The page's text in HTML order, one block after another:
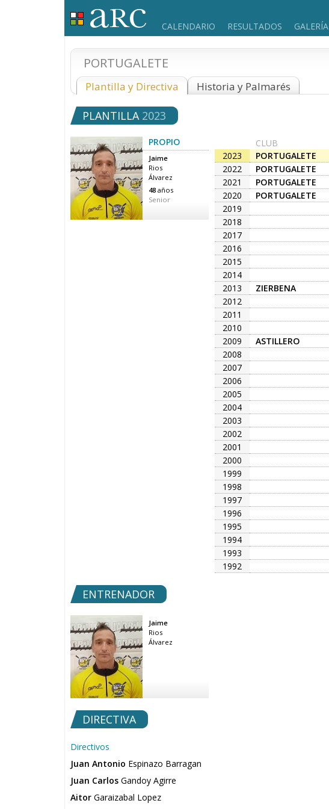
CALENDARIO RESULTADOS GALERÍA
PORTUGALETE
Plantilla y Directiva Historia y Palmarés
PLANTILLA 2023
PROPIO
Jaime
Rios
Álvarez
48 años
Senior
CLUB
2023
PORTUGALETE
2022
PORTUGALETE
2021
PORTUGALETE
2020
PORTUGALETE
2019
2018
2017
2016
2015
2014
2013
ZIERBENA
2012
2011
2010
2009
ASTILLERO
2008
2007
2006
2005
2004
2003
2002
2001
2000
1999
1998
1997
1996
1995
1994
1993
1992
ENTRENADOR
Jaime
Rios
Álvarez
DIRECTIVA
Directivos
Juan Antonio Espinazo Barragan
Juan Carlos Gandoy Agirre
Aitor Garaizabal Lopez